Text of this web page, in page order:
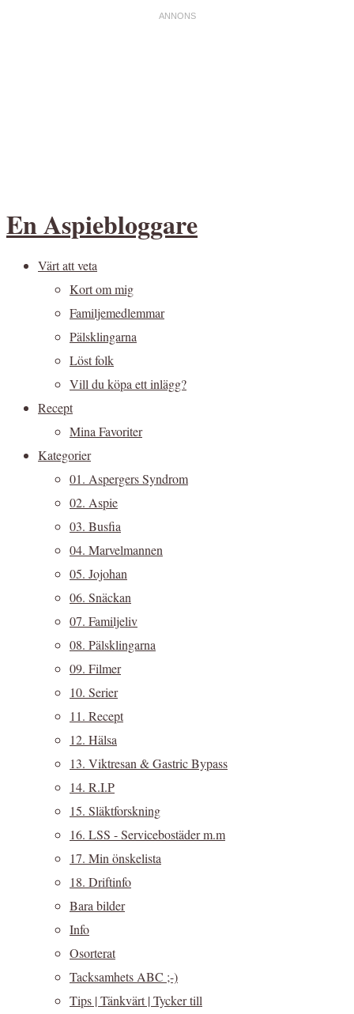
En Aspiebloggare
Värt att veta
Kort om mig
Familjemedlemmar
Pälsklingarna
Löst folk
Vill du köpa ett inlägg?
Recept
Mina Favoriter
Kategorier
01. Aspergers Syndrom
02. Aspie
03. Busfia
04. Marvelmannen
05. Jojohan
06. Snäckan
07. Familjeliv
08. Pälsklingarna
09. Filmer
10. Serier
11. Recept
12. Hälsa
13. Viktresan & Gastric Bypass
14. R.I.P
15. Släktforskning
16. LSS - Servicebostäder m.m
17. Min önskelista
18. Driftinfo
Bara bilder
Info
Osorterat
Tacksamhets ABC ;-)
Tips | Tänkvärt | Tycker till